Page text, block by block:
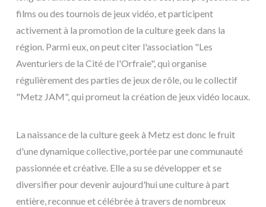
films ou des tournois de jeux vidéo, et participent
activement à la promotion de la culture geek dans la
région. Parmi eux, on peut citer l'association "Les
Aventuriers de la Cité de l'Orfraie", qui organise
régulièrement des parties de jeux de rôle, ou le collectif
"Metz JAM", qui promeut la création de jeux vidéo locaux.
La naissance de la culture geek à Metz est donc le fruit
d'une dynamique collective, portée par une communauté
passionnée et créative. Elle a su se développer et se
diversifier pour devenir aujourd'hui une culture à part
entière, reconnue et célébrée à travers de nombreux